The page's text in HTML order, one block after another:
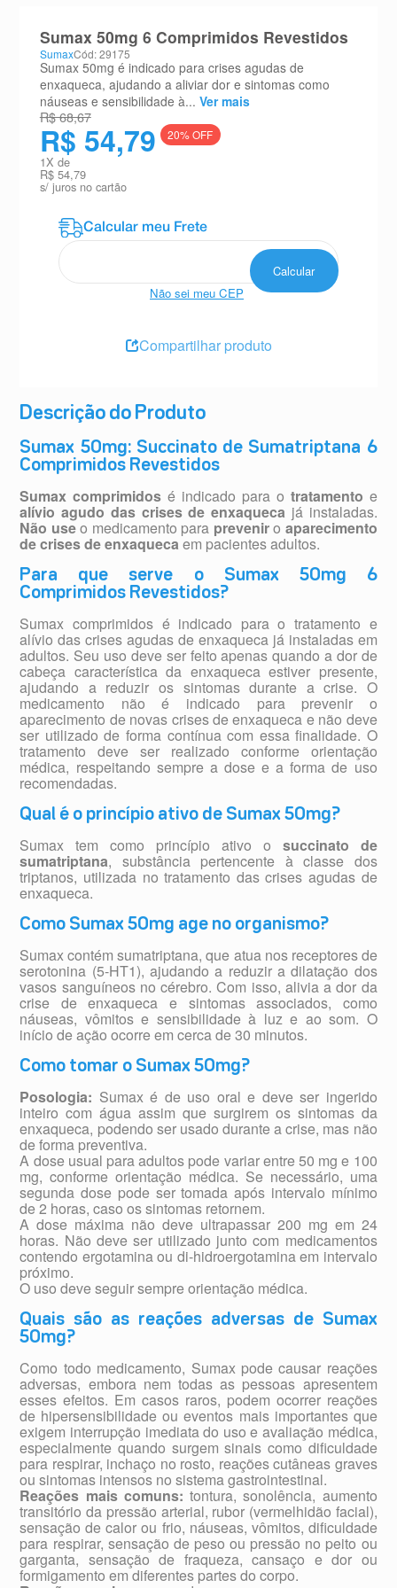
esmalte
ºabsorvente
Descrição do Produto
Sumax 50mg: Succinato de Sumatriptana 6
Comprimidos Revestidos
Sumax comprimidos é indicado para o tratamento e
alívio agudo das crises de enxaqueca já instaladas.
Não useo medicamento para preveniro aparecimento
de crises de enxaquecaem pacientes adultos.
Para que serve o Sumax 50mg 6
Comprimidos Revestidos?
Sumax comprimidos é indicado para o tratamento e
alívio das crises agudas de enxaqueca já instaladas em
adultos. Seu uso deve ser feito apenas quando a dor de
cabeça característica da enxaqueca estiver presente,
ajudando a reduzir os sintomas durante a crise. O
medicamento não é indicado para prevenir o
aparecimento de novas crises de enxaqueca e não deve
ser utilizado de forma contínua com essa finalidade. O
tratamento deve ser realizado conforme orientação
médica, respeitando sempre a dose e a forma de uso
recomendadas.
Qual é o princípio ativo de Sumax 50mg?
Sumax tem como princípio ativo o succinato de
sumatriptana, substância pertencente à classe dos
triptanos, utilizada no tratamento das crises agudas de
enxaqueca.
Como Sumax 50mg age no organismo?
Sumax contém sumatriptana, que atua nos receptores de
serotonina (5-HT1), ajudando a reduzir a dilatação dos
vasos sanguíneos no cérebro. Com isso, alivia a dor da
crise de enxaqueca e sintomas associados, como
náuseas, vômitos e sensibilidade à luz e ao som. O
início de ação ocorre em cerca de 30 minutos.
Como tomar o Sumax 50mg?
Posologia: Sumax é de uso oral e deve ser ingerido
inteiro com água assim que surgirem os sintomas da
enxaqueca, podendo ser usado durante a crise, mas não
de forma preventiva.
A dose usual para adultos pode variar entre 50 mg e 100
mg, conforme orientação médica. Se necessário, uma
segunda dose pode ser tomada após intervalo mínimo
de 2 horas, caso os sintomas retornem.
A dose máxima não deve ultrapassar 200 mg em 24
horas. Não deve ser utilizado junto com medicamentos
contendo ergotamina ou di-hidroergotamina em intervalo
próximo.
O uso deve seguir sempre orientação médica.
Quais são as reações adversas de Sumax
50mg?
Como todo medicamento, Sumax pode causar reações
adversas, embora nem todas as pessoas apresentem
esses efeitos. Em casos raros, podem ocorrer reações
de hipersensibilidade ou eventos mais importantes que
exigem interrupção imediata do uso e avaliação médica,
especialmente quando surgem sinais como dificuldade
para respirar, inchaço no rosto, reações cutâneas graves
ou sintomas intensos no sistema gastrointestinal.
Reações mais comuns: tontura, sonolência, aumento
transitório da pressão arterial, rubor (vermelhidão facial),
sensação de calor ou frio, náuseas, vômitos, dificuldade
para respirar, sensação de peso ou pressão no peito ou
garganta, sensação de fraqueza, cansaço e dor ou
formigamento em diferentes partes do corpo.
Sumax 50mg 6 Comprimidos Revestidos
SumaxCód: 29175
Sumax 50mg é indicado para crises agudas de
enxaqueca, ajudando a aliviar dor e sintomas como
náuseas e sensibilidade à... Ver mais
R$ 68,67
R$ 54,79 20% OFF
1X de
R$ 54,79
s/ juros no cartão
Não sei meu CEP
Compartilhar produto